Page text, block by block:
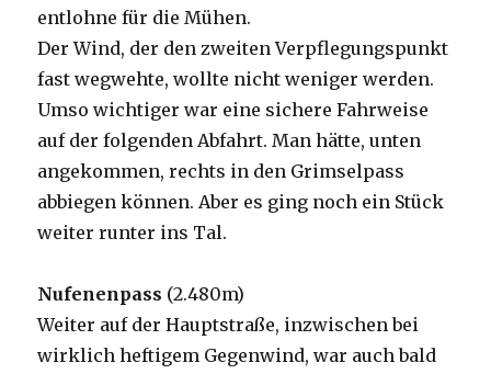
entlohne für die Mühen.
Der Wind, der den zweiten Verpflegungspunkt
fast wegwehte, wollte nicht weniger werden.
Umso wichtiger war eine sichere Fahrweise
auf der folgenden Abfahrt. Man hätte, unten
angekommen, rechts in den Grimselpass
abbiegen können. Aber es ging noch ein Stück
weiter runter ins Tal.
Nufenenpass (2.480m)
Weiter auf der Hauptstraße, inzwischen bei
wirklich heftigem Gegenwind, war auch bald